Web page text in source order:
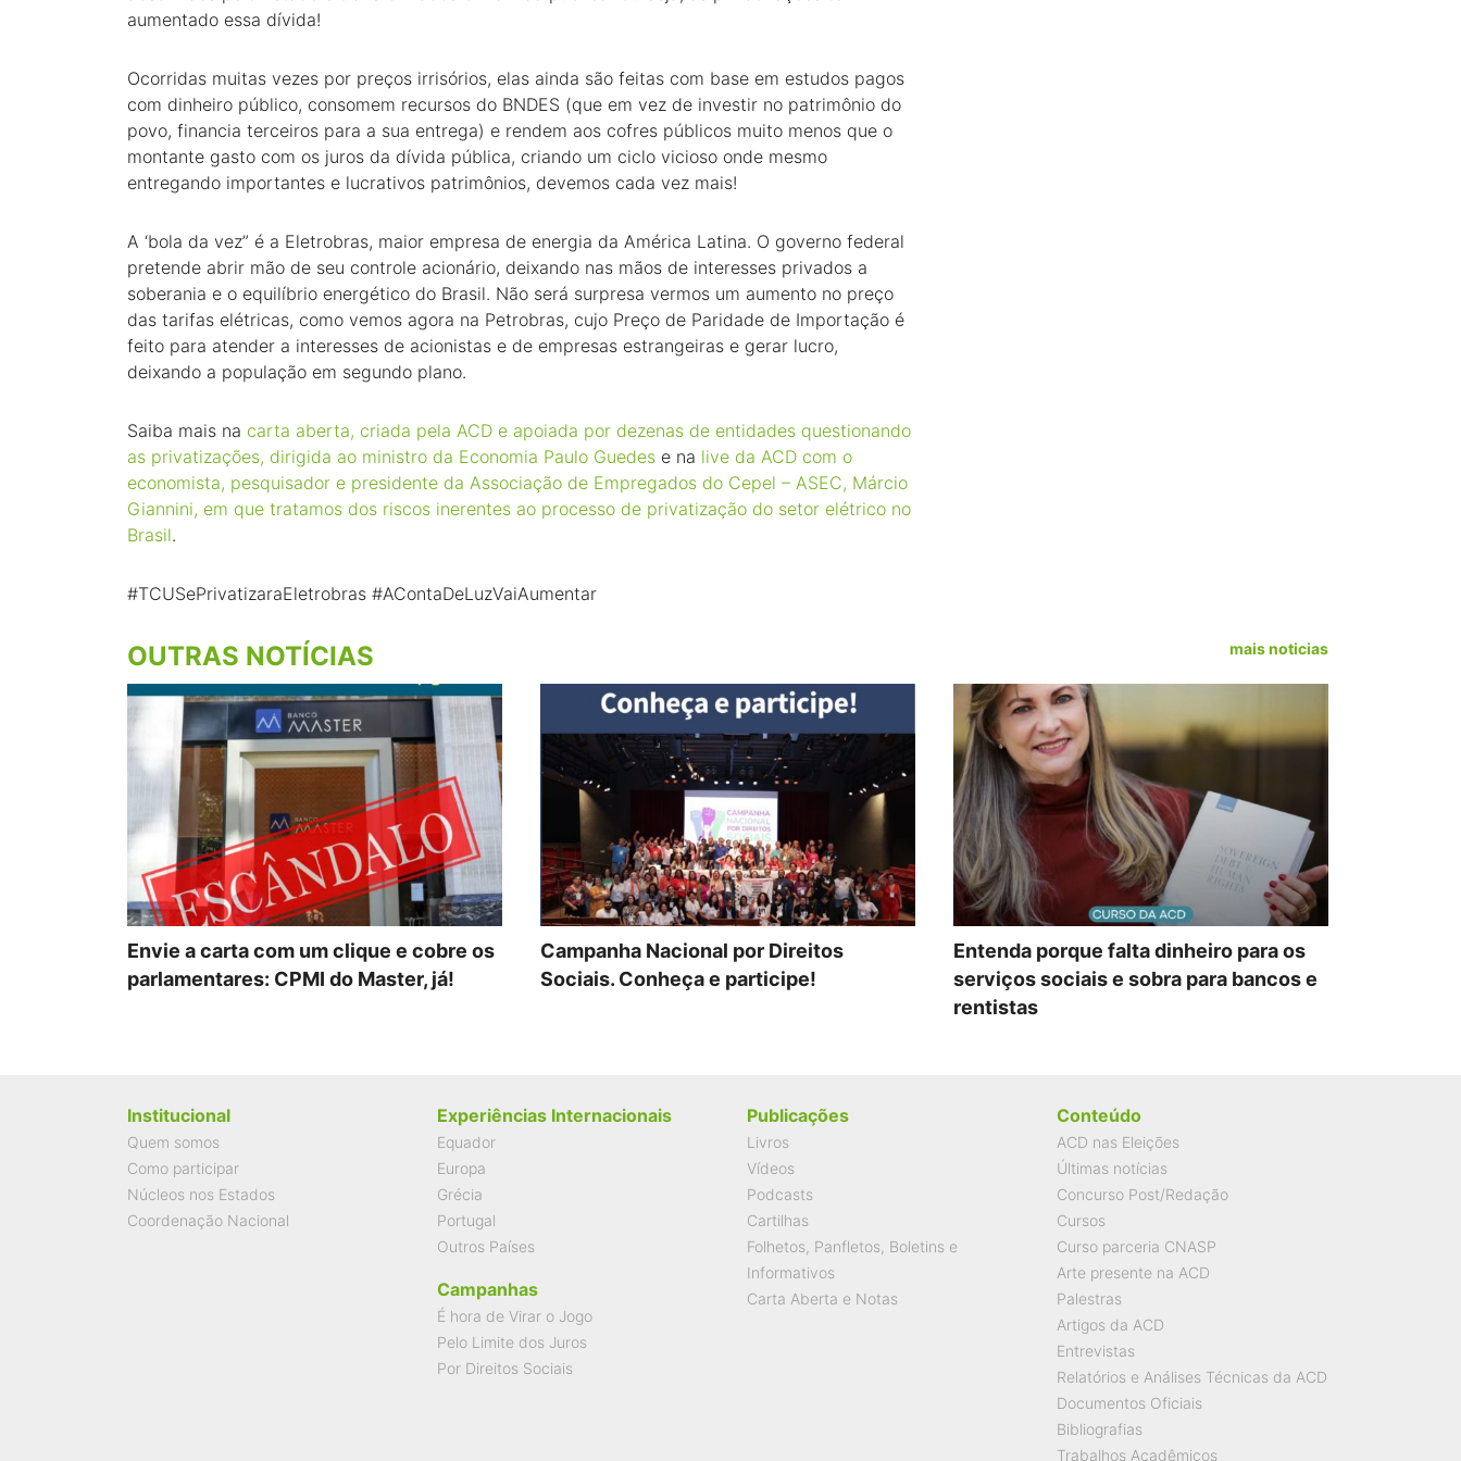
aumentado essa dívida!
Ocorridas muitas vezes por preços irrisórios, elas ainda são feitas com base em estudos pagos
com dinheiro público, consomem recursos do BNDES (que em vez de investir no patrimônio do
povo, financia terceiros para a sua entrega) e rendem aos cofres públicos muito menos que o
montante gasto com os juros da dívida pública, criando um ciclo vicioso onde mesmo
entregando importantes e lucrativos patrimônios, devemos cada vez mais!
A ‘bola da vez” é a Eletrobras, maior empresa de energia da América Latina. O governo federal
pretende abrir mão de seu controle acionário, deixando nas mãos de interesses privados a
soberania e o equilíbrio energético do Brasil. Não será surpresa vermos um aumento no preço
das tarifas elétricas, como vemos agora na Petrobras, cujo Preço de Paridade de Importação é
feito para atender a interesses de acionistas e de empresas estrangeiras e gerar lucro,
deixando a população em segundo plano.
Saiba mais na carta aberta, criada pela ACD e apoiada por dezenas de entidades questionando
as privatizações, dirigida ao ministro da Economia Paulo Guedes e na live da ACD com o
economista, pesquisador e presidente da Associação de Empregados do Cepel – ASEC, Márcio
Giannini, em que tratamos dos riscos inerentes ao processo de privatização do setor elétrico no
Brasil.
#TCUSePrivatizaraEletrobras #AContaDeLuzVaiAumentar
OUTRAS NOTÍCIAS mais noticias
Envie a carta com um clique e cobre os
parlamentares: CPMI do Master, já!
Campanha Nacional por Direitos
Sociais. Conheça e participe!
Entenda porque falta dinheiro para os
serviços sociais e sobra para bancos e
rentistas
Institucional
Quem somos
Como participar
Núcleos nos Estados
Coordenação Nacional
Experiências Internacionais
Equador
Europa
Grécia
Portugal
Outros Países
Campanhas
É hora de Virar o Jogo
Pelo Limite dos Juros
Por Direitos Sociais
Publicações
Livros
Vídeos
Podcasts
Cartilhas
Folhetos, Panfletos, Boletins e
Informativos
Carta Aberta e Notas
Conteúdo
ACD nas Eleições
Últimas notícias
Concurso Post/Redação
Cursos
Curso parceria CNASP
Arte presente na ACD
Palestras
Artigos da ACD
Entrevistas
Relatórios e Análises Técnicas da ACD
Documentos Oficiais
Bibliografias
Trabalhos Acadêmicos